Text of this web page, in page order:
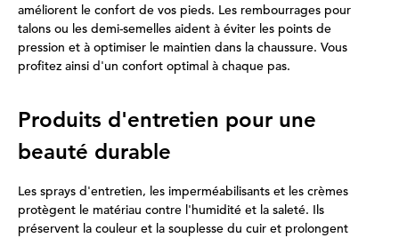
améliorent le confort de vos pieds. Les rembourrages pour
talons ou les demi-semelles aident à éviter les points de
pression et à optimiser le maintien dans la chaussure. Vous
profitez ainsi d'un confort optimal à chaque pas.
Produits d'entretien pour une
beauté durable
Les sprays d'entretien, les imperméabilisants et les crèmes
protègent le matériau contre l'humidité et la saleté. Ils
préservent la couleur et la souplesse du cuir et prolongent